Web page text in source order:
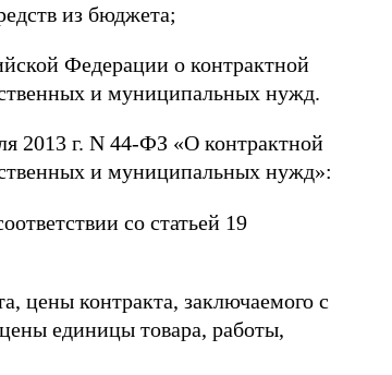
из бюджета;
Федерации о контрактной
и муниципальных нужд.
2013 г. N 44-ФЗ «О контрактной
и муниципальных нужд»:
со статьей 19
цены контракта, заключаемого с
единицы товара, работы,